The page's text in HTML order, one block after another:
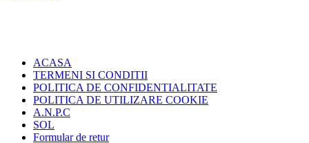
ACASA
TERMENI SI CONDITII
POLITICA DE CONFIDENTIALITATE
POLITICA DE UTILIZARE COOKIE
A.N.P.C
SOL
Formular de retur